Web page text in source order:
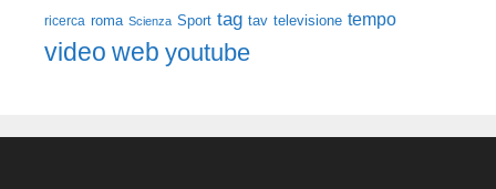
ricerca roma Scienza Sport tag tav televisione tempo
video web youtube